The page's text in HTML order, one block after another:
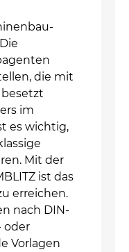
die mit
im
es wichtig,
Mit der
ist das
erreichen.
nach DIN-
oder
Vorlagen